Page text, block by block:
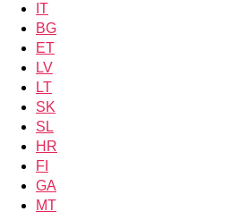
IT
BG
ET
LV
LT
SK
SL
HR
FI
GA
MT